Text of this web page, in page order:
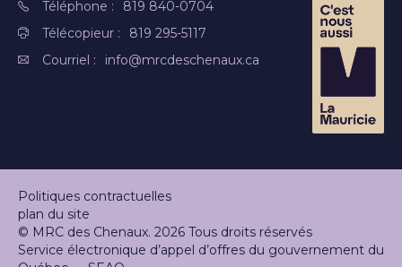
Téléphone :
819 840-0704
Télécopieur :
819 295-5117
Courriel :
info@mrcdeschenaux.ca
Politiques contractuelles
plan du site
© MRC des Chenaux. 2026 Tous droits réservés
Service électronique d’appel d’offres du gouvernement du